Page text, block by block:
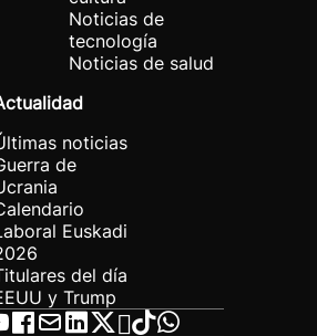
Noticias de
tecnología
Noticias de salud
noticias
de
Euskadi
del día
y Trump